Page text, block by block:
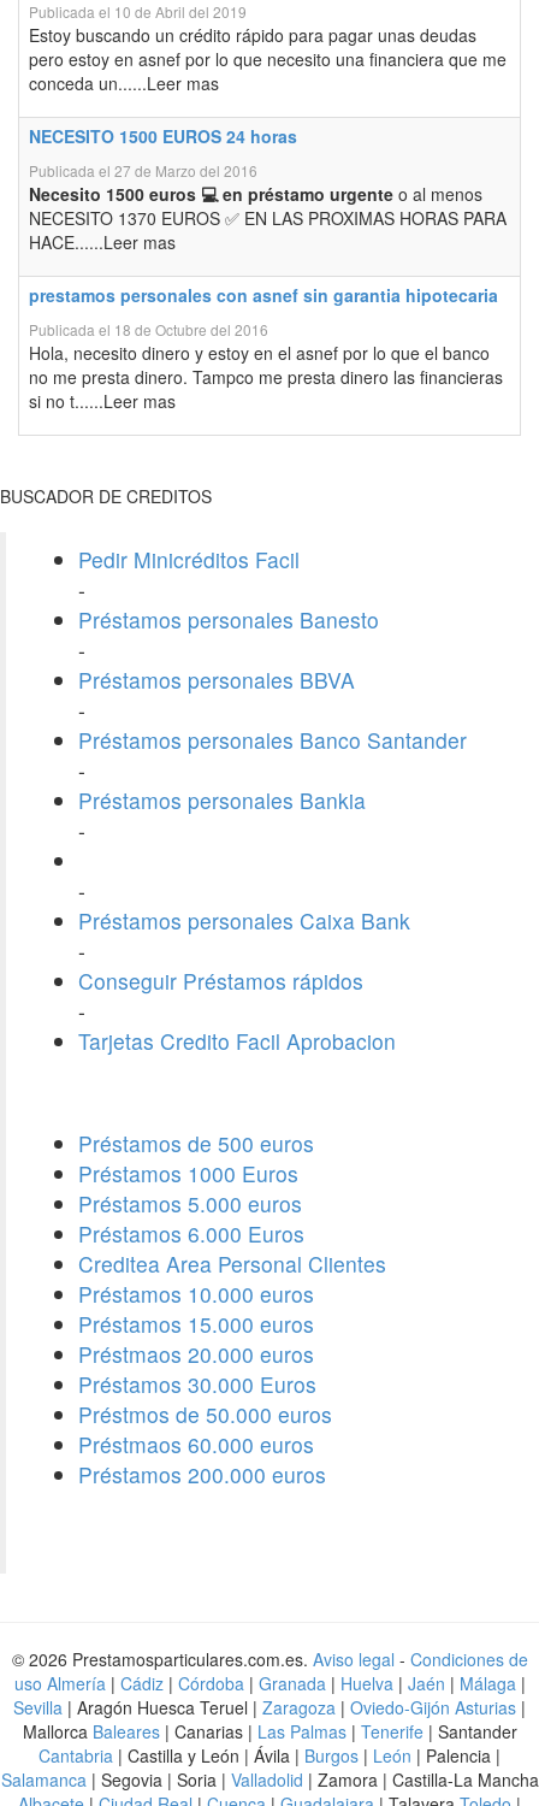
Publicada el 10 de Abril del 2019
Estoy buscando un crédito rápido para pagar unas deudas
pero estoy en asnef por lo que necesito una financiera que me
conceda un......Leer mas
NECESITO 1500 EUROS 24 horas
Publicada el 27 de Marzo del 2016
Necesito 1500 euros 💻 en préstamo urgente o al menos
NECESITO 1370 EUROS ✅ EN LAS PROXIMAS HORAS PARA
HACE......Leer mas
prestamos personales con asnef sin garantia hipotecaria
Publicada el 18 de Octubre del 2016
Hola, necesito dinero y estoy en el asnef por lo que el banco
no me presta dinero. Tampco me presta dinero las financieras
si no t......Leer mas
BUSCADOR DE CREDITOS
Pedir Minicréditos Facil
-
Préstamos personales Banesto
-
Préstamos personales BBVA
-
Préstamos personales Banco Santander
-
Préstamos personales Bankia
-
-
Préstamos personales Caixa Bank
-
Conseguir Préstamos rápidos
-
Tarjetas Credito Facil Aprobacion
Préstamos de 500 euros
Préstamos 1000 Euros
Préstamos 5.000 euros
Préstamos 6.000 Euros
Creditea Area Personal Clientes
Préstamos 10.000 euros
Préstamos 15.000 euros
Préstmaos 20.000 euros
Préstamos 30.000 Euros
Préstmos de 50.000 euros
Préstmaos 60.000 euros
Préstamos 200.000 euros
© 2026 Prestamosparticulares.com.es. Aviso legal - Condiciones de
uso Almería| Cádiz| Córdoba| Granada| Huelva| Jaén | Málaga|
Sevilla | Aragón Huesca Teruel | Zaragoza | Oviedo-Gijón Asturias |
Mallorca Baleares| Canarias | Las Palmas| Tenerife| Santander
Cantabria | Castilla y León | Ávila | Burgos | León | Palencia |
Salamanca| Segovia | Soria | Valladolid | Zamora | Castilla-La Mancha